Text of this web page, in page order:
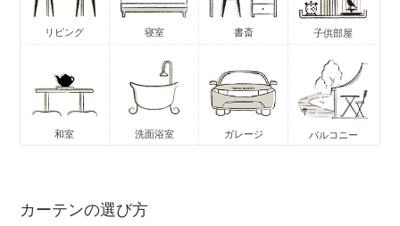
リビング 寝室 書斎 子供部屋
和室 洗面浴室 ガレージ バルコニー
カーテンの選び方